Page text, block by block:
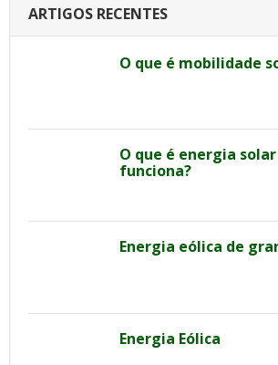
ARTIGOS RECENTES
O que é mobilidade
O que é energia
funciona?
Energia eólica de
Energia Eólica